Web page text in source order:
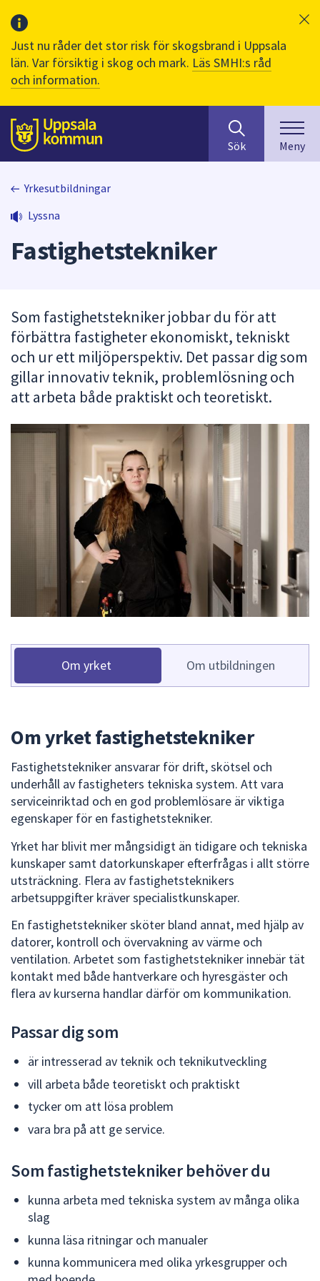
Just nu råder det stor risk för skogsbrand i Uppsala
län. Var försiktig i skog och mark. Läs SMHI:s råd
och information.
Till sidans
huvudinnehåll
efter
innehåll
på
skriva
sökförslag
att
presenteras
under
fältet.
Använd
piltangenterna
för
navigera
och
enter
att
välja
något
dem.
Sök Meny
Yrkesutbildningar
Lyssna
Fastighetstekniker
Som fastighetstekniker jobbar du för att
förbättra fastigheter ekonomiskt, tekniskt
och ur ett miljöperspektiv. Det passar dig som
gillar innovativ teknik, problemlösning och
att arbeta både praktiskt och teoretiskt.
Om yrket Om utbildningen
Om yrket fastighetstekniker
Fastighetstekniker ansvarar för drift, skötsel och
underhåll av fastigheters tekniska system. Att vara
serviceinriktad och en god problemlösare är viktiga
egenskaper för en fastighetstekniker.
Yrket har blivit mer mångsidigt än tidigare och tekniska
kunskaper samt datorkunskaper efterfrågas i allt större
utsträckning. Flera av fastighetsteknikers
arbetsuppgifter kräver specialistkunskaper.
En fastighetstekniker sköter bland annat, med hjälp av
datorer, kontroll och övervakning av värme och
ventilation. Arbetet som fastighetstekniker innebär tät
kontakt med både hantverkare och hyresgäster och
flera av kurserna handlar därför om kommunikation.
Passar dig som
är intresserad av teknik och teknikutveckling
vill arbeta både teoretiskt och praktiskt
tycker om att lösa problem
vara bra på att ge service.
Som fastighetstekniker behöver du
kunna arbeta med tekniska system av många olika
slag
kunna läsa ritningar och manualer
kunna kommunicera med olika yrkesgrupper och